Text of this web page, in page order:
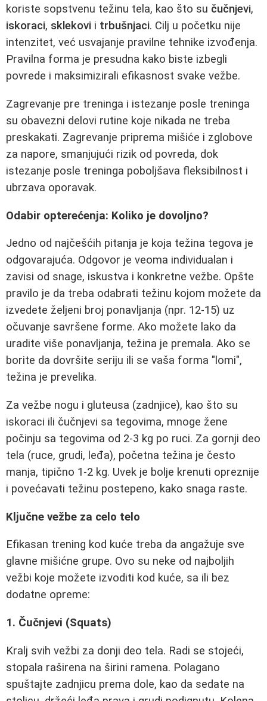
koriste sopstvenu težinu tela, kao što su čučnjevi,
iskoraci, sklekovi i trbušnjaci. Cilj u početku nije
intenzitet, već usvajanje pravilne tehnike izvođenja.
Pravilna forma je presudna kako biste izbegli
povrede i maksimizirali efikasnost svake vežbe.
Zagrevanje pre treninga i istezanje posle treninga
su obavezni delovi rutine koje nikada ne treba
preskakati. Zagrevanje priprema mišiće i zglobove
za napore, smanjujući rizik od povreda, dok
istezanje posle treninga poboljšava fleksibilnost i
ubrzava oporavak.
Odabir opterećenja: Koliko je dovoljno?
Jedno od najčešćih pitanja je koja težina tegova je
odgovarajuća. Odgovor je veoma individualan i
zavisi od snage, iskustva i konkretne vežbe. Opšte
pravilo je da treba odabrati težinu kojom možete da
izvedete željeni broj ponavljanja (npr. 12-15) uz
očuvanje savršene forme. Ako možete lako da
uradite više ponavljanja, težina je premala. Ako se
borite da dovršite seriju ili se vaša forma "lomi",
težina je prevelika.
Za vežbe nogu i gluteusa (zadnjice), kao što su
iskoraci ili čučnjevi sa tegovima, mnoge žene
počinju sa tegovima od 2-3 kg po ruci. Za gornji deo
tela (ruce, grudi, leđa), početna težina je često
manja, tipično 1-2 kg. Uvek je bolje krenuti opreznije
i povećavati težinu postepeno, kako snaga raste.
Ključne vežbe za celo telo
Efikasan trening kod kuće treba da angažuje sve
glavne mišićne grupe. Ovo su neke od najboljih
vežbi koje možete izvoditi kod kuće, sa ili bez
dodatne opreme:
1. Čučnjevi (Squats)
Kralj svih vežbi za donji deo tela. Radi se stojeći,
stopala raširena na širini ramena. Polagano
spuštajte zadnjicu prema dole, kao da sedate na